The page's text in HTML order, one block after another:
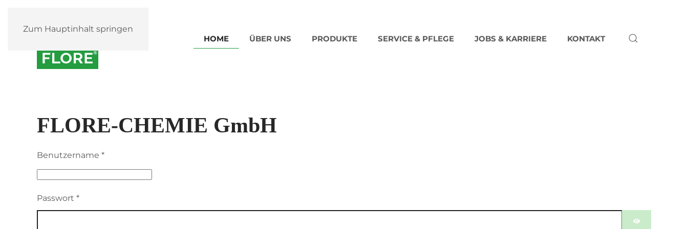
Zum Hauptinhalt springen
HOME
ÜBER UNS PRODUKTE SERVICE & PFLEGE JOBS & KARRIERE KONTAKT
FLORE-CHEMIE GmbH
Benutzername *
Passwort *